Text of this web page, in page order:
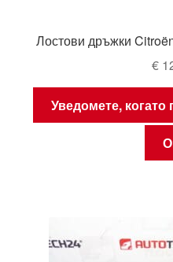
Лостови дръжки
€
Уведомете, когато